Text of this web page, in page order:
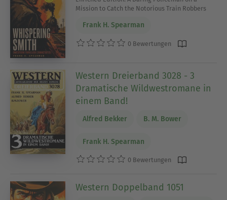
Mission to Catch the Notorious Train Robbers
Frank H. Spearman
0 Bewertungen
Western Dreierband 3028 - 3
Dramatische Wildwestromane in
einem Band!
Alfred Bekker B. M. Bower
Frank H. Spearman
0 Bewertungen
Western Doppelband 1051